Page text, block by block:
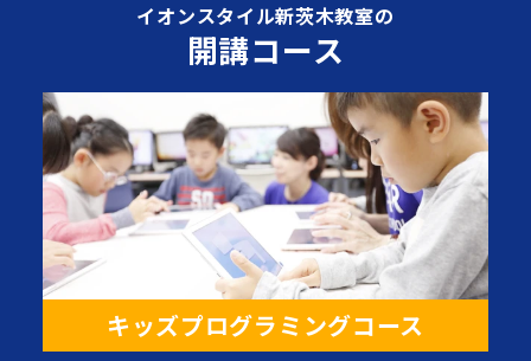
イオンスタイル新茨木教室の
開講コース
キッズプログラミングコース